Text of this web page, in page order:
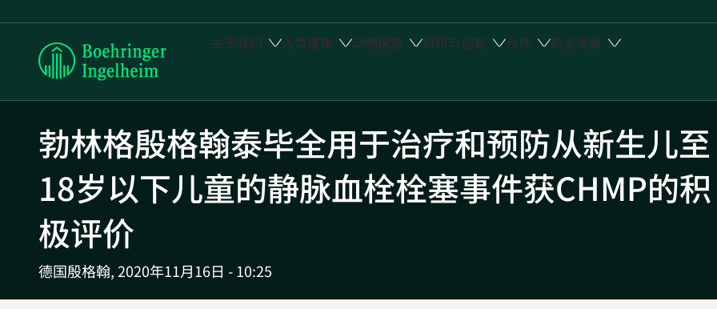
Boehringer
关于我们 人类健康 动物保健 科研与创新 合作 职业发展
勃林格殷格翰泰毕全用于治疗和预防从新生儿至
18岁以下儿童的静脉血栓栓塞事件获CHMP的积
极评价
德国殷格翰,2020年11月16日 - 10:25